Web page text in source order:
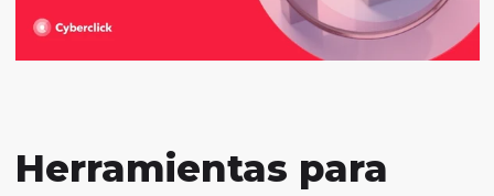
Herramientas para